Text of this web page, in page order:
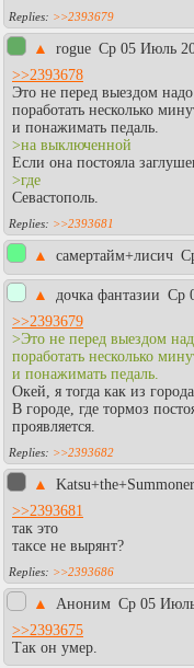
>>2393679
▲ rogue Ср 05 Июль
>>2393678
Это не перед выездом
поработать несколько
и понажимать педаль.
>на выключенной
Если она постояла
>где
Севастополь.
>>2393681
▲ самертайм+лисич
▲ дочка фантазии Ср
>>2393679
>Это не перед выездом
поработать несколько
и понажимать педаль.
Окей, я тогда как из
В городе, где тормоз
проявляется.
>>2393682
▲ Katsu+the+Summoner
>>2393681
так это
таксе не вырянт?
>>2393686
▲ Аноним Ср 05
>>2393675
Так он умер.